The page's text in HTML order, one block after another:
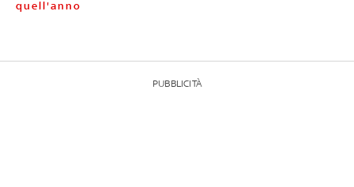
quell'anno
PUBBLICITÀ